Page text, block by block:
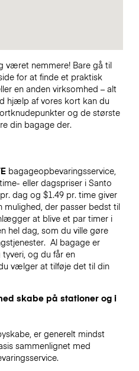
været nemmere! Bare gå til
for at finde et praktisk
en anden virksomhed – alt
hjælp af vores kort kan du
og de største
din bagage der.
bagageopbevaringsservice,
eller dagspriser i Santo
dag og $1.49 pr. time giver
der passer bedst til
at blive et par timer i
hel dag, som du ville gøre
Al bagage er
og du får en
vælger at tilføje det til din
skabe på stationer og i
er generelt mindst
sammenlignet med